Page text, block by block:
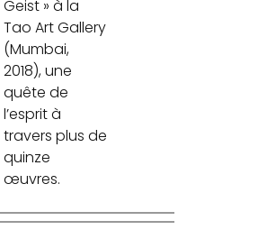
Geist » à la
Tao Art Gallery
(Mumbai,
2018), une
quête de
l’esprit à
travers plus de
quinze
œuvres.